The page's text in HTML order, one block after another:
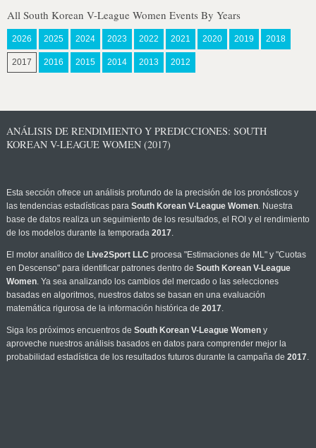
All South Korean V-League Women Events By Years
2026 2025 2024 2023 2022 2021 2020 2019 2018
2017 2016 2015 2014 2013 2012
ANÁLISIS DE RENDIMIENTO Y PREDICCIONES: SOUTH
KOREAN V-LEAGUE WOMEN (2017)
Esta sección ofrece un análisis profundo de la precisión de los pronósticos y
las tendencias estadísticas para South Korean V-League Women. Nuestra
base de datos realiza un seguimiento de los resultados, el ROI y el rendimiento
de los modelos durante la temporada 2017.
El motor analítico de Live2Sport LLC procesa "Estimaciones de ML" y "Cuotas
en Descenso" para identificar patrones dentro de South Korean V-League
Women. Ya sea analizando los cambios del mercado o las selecciones
basadas en algoritmos, nuestros datos se basan en una evaluación
matemática rigurosa de la información histórica de 2017.
Siga los próximos encuentros de South Korean V-League Womeny
aproveche nuestros análisis basados en datos para comprender mejor la
probabilidad estadística de los resultados futuros durante la campaña de 2017.